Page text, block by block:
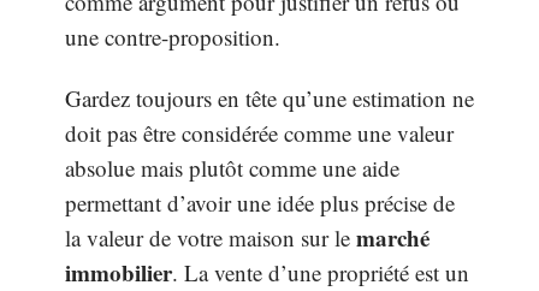
une contre-proposition.
Gardez toujours en tête qu’une estimation ne
doit pas être considérée comme une valeur
absolue mais plutôt comme une aide
permettant d’avoir une idée plus précise de
la valeur de votre maison sur le marché
immobilier. La vente d’une propriété est un